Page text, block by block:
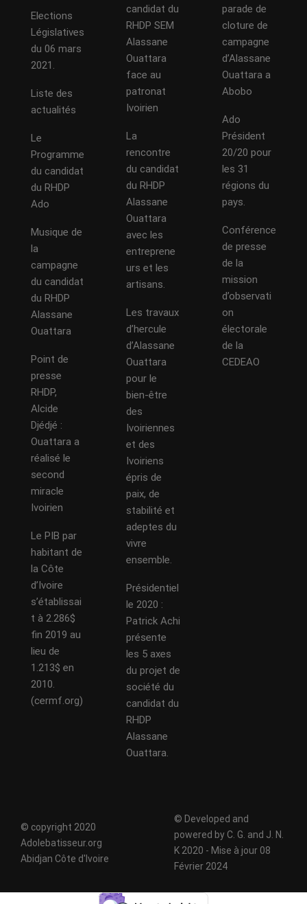
Elections
Législatives
du 06 mars
2021.
Liste des
actualités
Le
Programme
du candidat
du RHDP
Ado
Musique de
la
campagne
du candidat
du RHDP
Alassane
Ouattara
Point de
presse
RHDP,
Alcide
Djédjé :
Ouattara a
réalisé le
second
miracle
Ivoirien
Le PIB par
habitant de
la Côte
d’Ivoire
s’établissai
t à 2.286$
fin 2019 au
lieu de
1.213$ en
2010.
(cermf.org)
candidat du
RHDP SEM
Alassane
Ouattara
face au
patronat
Ivoirien
La
rencontre
du candidat
du RHDP
Alassane
Ouattara
avec les
entreprene
urs et les
artisans.
Les travaux
d’hercule
d’Alassane
Ouattara
pour le
bien-être
des
Ivoiriennes
et des
Ivoiriens
épris de
paix, de
stabilité et
adeptes du
vivre
ensemble.
Présidentiel
le 2020 :
Patrick Achi
présente
les 5 axes
du projet de
société du
candidat du
RHDP
Alassane
Ouattara.
parade de
cloture de
campagne
d’Alassane
Ouattara a
Abobo
Ado
Président
20/20 pour
les 31
régions du
pays.
Conférence
de presse
de la
mission
d’observati
on
électorale
de la
CEDEAO
© copyright 2020
Adolebatisseur.org
Abidjan Côte d'Ivoire
© Developed and
powered by C. G. and J. N.
K 2020 - Mise à jour 08
Février 2024